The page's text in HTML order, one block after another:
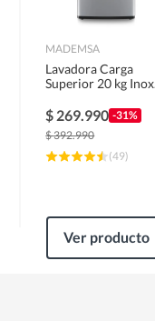
MADEMSA
Lavadora Carga
Superior 20 kg Inox
$ 269.990 -31%
$392.990
(49)
Ver producto